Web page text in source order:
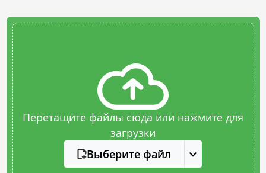
Перетащите файлы сюда или нажмите для
загрузки
Выберите файл